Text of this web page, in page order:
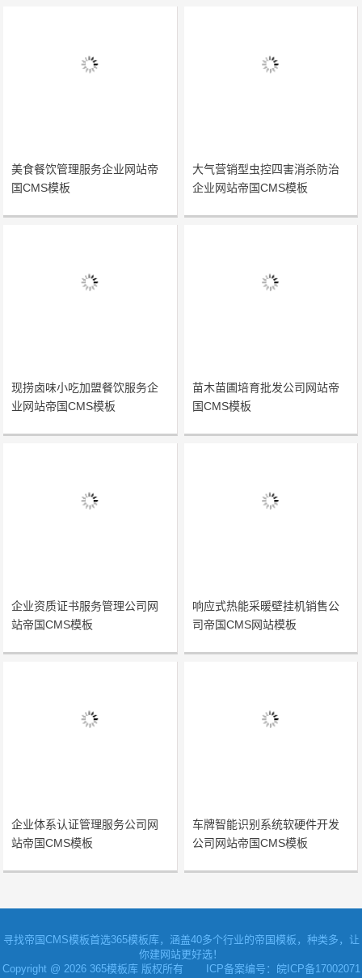
美食餐饮管理服务企业网站帝
国CMS模板
大气营销型虫控四害消杀防治
企业网站帝国CMS模板
现捞卤味小吃加盟餐饮服务企
业网站帝国CMS模板
苗木苗圃培育批发公司网站帝
国CMS模板
企业资质证书服务管理公司网
站帝国CMS模板
响应式热能采暖壁挂机销售公
司帝国CMS网站模板
企业体系认证管理服务公司网
站帝国CMS模板
车牌智能识别系统软硬件开发
公司网站帝国CMS模板
寻找帝国CMS模板首选365模板库，涵盖40多个行业的帝国模板，种类多，让
你建网站更好选！
Copyright @ 2026 365模板库 版权所有
ICP备案编号：皖ICP备17002071